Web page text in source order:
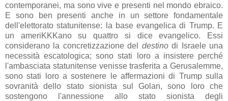
contemporanei, ma sono vive e presenti nel mondo ebraico.
E sono ben presenti anche in un settore fondamentale
dell'elettorato statunitense: la base evangelica di Trump. E
un ameriKKKano su quattro si dice evangelico. Essi
considerano la concretizzazione del destinodi Israele una
necessità escatologica; sono stati loro a insistere perché
l'ambasciata statunitense venisse trasferita a Gerusalemme,
sono stati loro a sostenere le affermazioni di Trump sulla
sovranità dello stato sionista sul Golan, sono loro che
sostengono l'annessione allo stato sionista degli